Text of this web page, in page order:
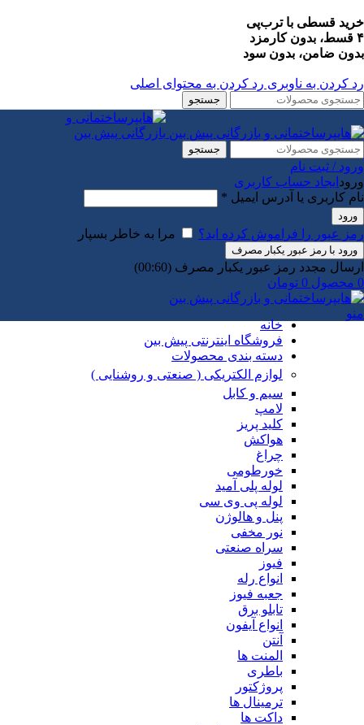
خرید قسطی با ترب‌پی
۴ قسط، بدون کارمزد
بدون ضامن، بدون سود
رد کردن به ناوبری رد کردن به محتوای اصلی
جستجو
جستجو
ورود / ثبت نام
ورود ایجاد حساب کاربری
نام کاربری یا آدرس ایمیل *
ورود
رمز عبور را فراموش کرده اید؟ مرا به خاطر بسپار
ورود با رمز عبور یکبار مصرف
ارسال مجدد رمز عبور یکبار مصرف (00:
60
)
0 محصول 0 تومان
منو
خانه
فروشگاه اینترنتی پیش بین
دسته بندی محصولات
لوازم الکتریکی ( صنعتی و روشنایی )
سیم و کابل
لامپ
کلید پریز
هواکش
چراغ
خورطومی
لوله پلی آمید
لوله پی وی سی
پنل و هالوژن
نور مخفی
سراه صنعتی
فیوز
انواع رله
جعبه فیوز
تابلو برق
انواع آیفون
آنتن
المنت ها
باطری
پروژکتور
ترمینال ها
داکت ها